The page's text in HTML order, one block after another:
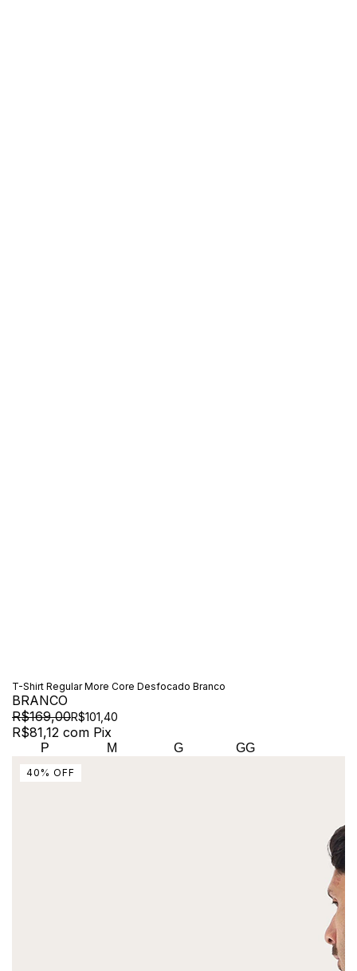
T-Shirt Regular More Core Desfocado Branco
BRANCO
R$169,00R$101,40
R$81,12 com Pix
P M G GG
40 % OFF